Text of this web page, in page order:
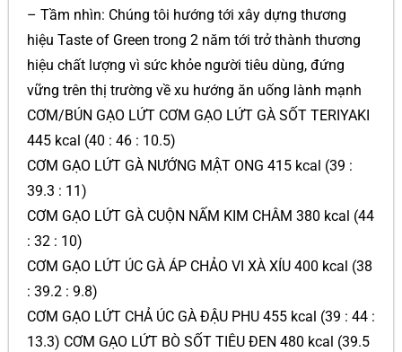
– Tầm nhìn: Chúng tôi hướng tới xây dựng thương
hiệu Taste of Green trong 2 năm tới trở thành thương
hiệu chất lượng vì sức khỏe người tiêu dùng, đứng
vững trên thị trường về xu hướng ăn uống lành mạnh
CƠM/BÚN GẠO LỨT CƠM GẠO LỨT GÀ SỐT TERIYAKI
445 kcal (40 : 46 : 10.5)
CƠM GẠO LỨT GÀ NƯỚNG MẬT ONG 415 kcal (39 :
39.3 : 11)
CƠM GẠO LỨT GÀ CUỘN NẤM KIM CHÂM 380 kcal (44
: 32 : 10)
CƠM GẠO LỨT ÚC GÀ ÁP CHẢO VI XÀ XÍU 400 kcal (38
: 39.2 : 9.8)
CƠM GẠO LỨT CHẢ ÚC GÀ ĐẬU PHU 455 kcal (39 : 44 :
13.3) CƠM GẠO LỨT BÒ SỐT TIÊU ĐEN 480 kcal (39.5